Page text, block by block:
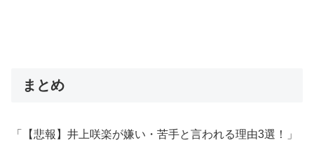
まとめ
「【悲報】井上咲楽が嫌い・苦手と言われる理由3選！」